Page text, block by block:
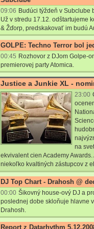
09:06 Budúci týždeň v Subclube
Už v stredu 17.12. odštartujeme
& Žďorp, predskakovať im budú
GOLPE: Techno Terror bol
00:45 Rozhovor z DJom Golpe-
premierovej party Atomica.
Justice a Junkie XL -
23:00
na
ekvivalent cien Academy
niekoľko kvaltiných zástupcov z
DJ Top Chart - Drahosh @
00:00 Šikovný house-ový DJ a
poslednej dobe skloňuje hlavne
Drahosh.
Report z Datarhythm